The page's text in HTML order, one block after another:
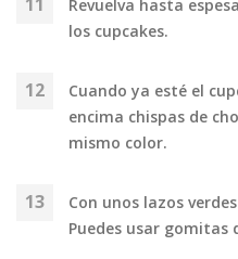
Revuelva hasta
los cupcakes.
Cuando ya esté el
encima chispas de
mismo color.
Con unos lazos
Puedes usar gomitas